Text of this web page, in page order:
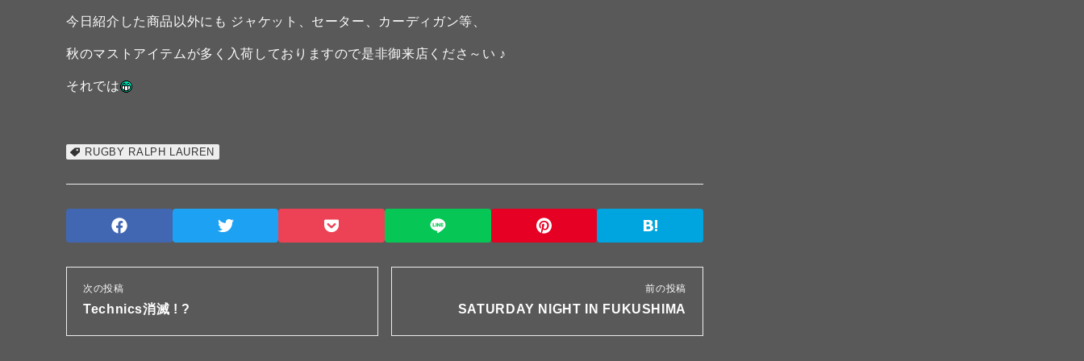
今日紹介した商品以外にも ジャケット、セーター、カーディガン等、
秋のマストアイテムが多く入荷しておりますので是非御来店くださ～い ♪
それでは
RUGBY RALPH LAUREN
次の投稿
Technics消滅 ! ?
前の投稿
SATURDAY NIGHT IN FUKUSHIMA